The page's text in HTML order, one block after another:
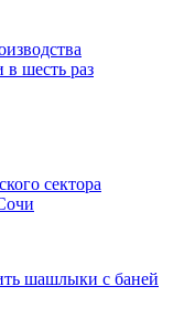
в шесть раз
сектора
шашлыки с баней